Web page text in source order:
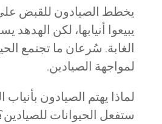
يخطط الصيادون للقبض
يبيعوا أنيابها، لكن
الغابة. سُرعان ما تجتمع
لمواجهة الصيادين.
لماذا يهتم الصيادون بأنياب
ستفعل الحيوانات